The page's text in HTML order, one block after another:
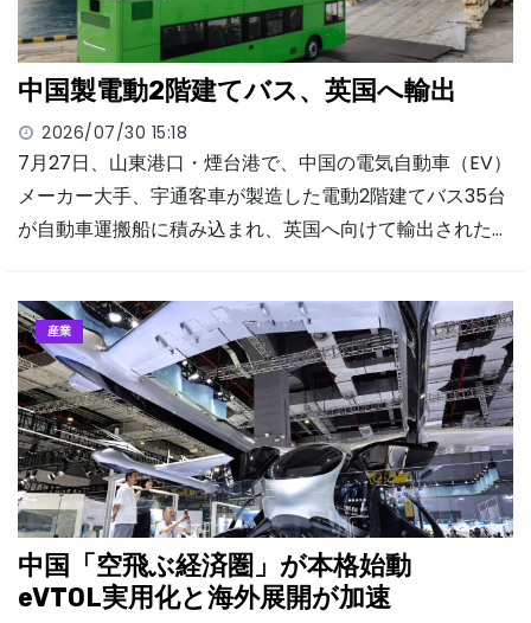
中国製電動2階建てバス、英国へ輸出
2026/07/30 15:18
7月27日、山東港口・煙台港で、中国の電気自動車（EV）
メーカー大手、宇通客車が製造した電動2階建てバス35台
が自動車運搬船に積み込まれ、英国へ向けて輸出された…
産業
中国「空飛ぶ経済圏」が本格始動
eVTOL実用化と海外展開が加速